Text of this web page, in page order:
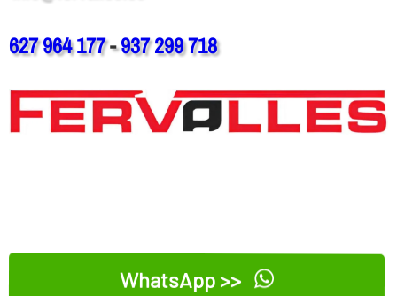
627 964 177-937 299 718
WhatsApp >>